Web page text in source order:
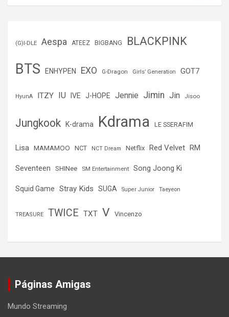
(G)I-DLE Aespa ATEEZ BIGBANG BLACKPINK
BTS ENHYPEN EXO G-Dragon Girls’ Generation GOT7
HyunA ITZY IU IVE J-HOPE Jennie Jimin Jin Jisoo
Jungkook K-drama Kdrama LE SSERAFIM
Lisa MAMAMOO NCT NCT Dream Netflix Red Velvet RM
Seventeen SHINee SM Entertainment Song Joong Ki
Squid Game Stray Kids SUGA Super Junior Taeyeon
TREASURE TWICE TXT V Vincenzo
Páginas Amigas
Mundo Streaming